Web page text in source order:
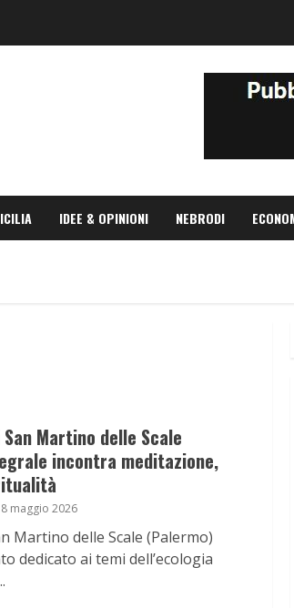
IDEE & OPINIONI NEBRODI
San Martino delle Scale
incontra meditazione,
8 maggio 2026
Martino delle Scale (Palermo)
dedicato ai temi dell’ecologia